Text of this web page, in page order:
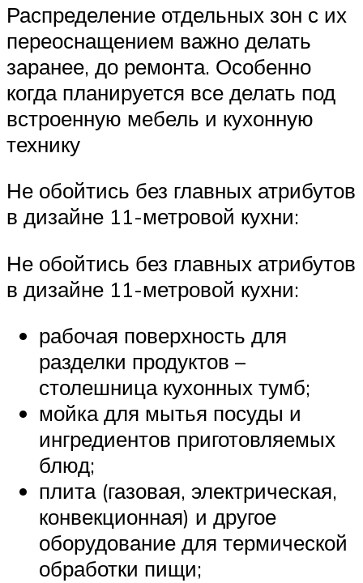
Распределение отдельных зон с их
переоснащением важно делать
заранее, до ремонта. Особенно
когда планируется все делать под
встроенную мебель и кухонную
технику
Не обойтись без главных атрибутов
в дизайне 11-метровой кухни:
Не обойтись без главных атрибутов
в дизайне 11-метровой кухни:
рабочая поверхность для
разделки продуктов –
столешница кухонных тумб;
мойка для мытья посуды и
ингредиентов приготовляемых
блюд;
плита (газовая, электрическая,
конвекционная) и другое
оборудование для термической
обработки пищи;